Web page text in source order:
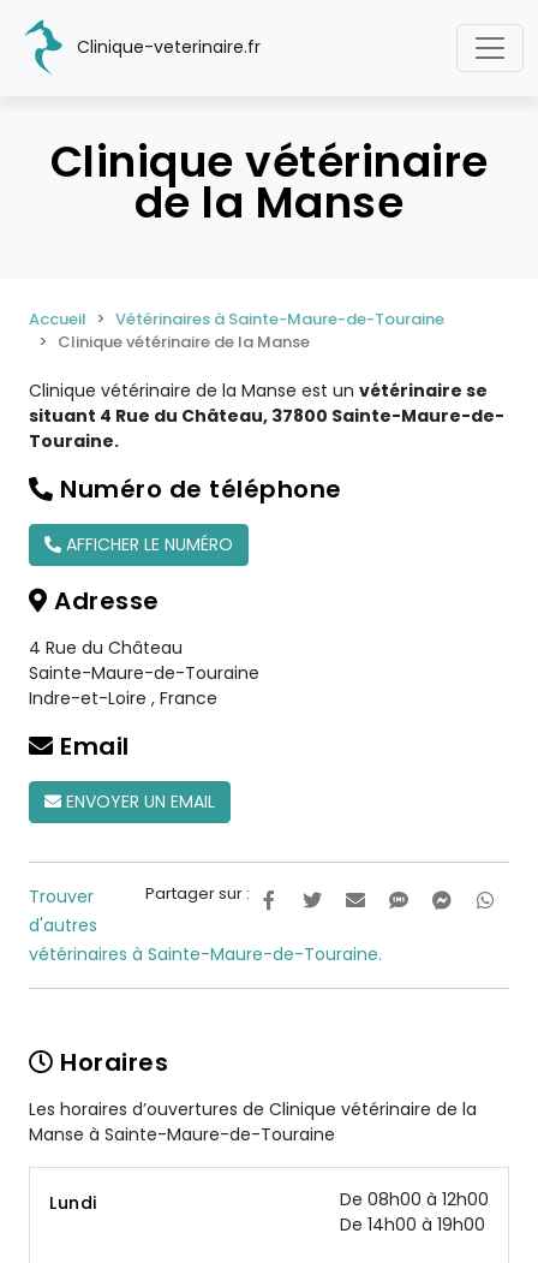
Clinique-veterinaire.fr
Clinique vétérinaire
de la Manse
Accueil
Vétérinaires à Sainte-Maure-de-Touraine
Clinique vétérinaire de la Manse
Clinique vétérinaire de la Manse est un vétérinaire se
situant 4 Rue du Château, 37800 Sainte-Maure-de-
Touraine.
Numéro de téléphone
AFFICHER LE NUMÉRO
Adresse
4 Rue du Château
Sainte-Maure-de-Touraine
Indre-et-Loire , France
Email
ENVOYER UN EMAIL
Partager sur :
Trouver
d'autres
vétérinaires à Sainte-Maure-de-Touraine.
Horaires
Les horaires d’ouvertures de Clinique vétérinaire de la
Manse à Sainte-Maure-de-Touraine
Lundi
De 08h00 à 12h00
De 14h00 à 19h00